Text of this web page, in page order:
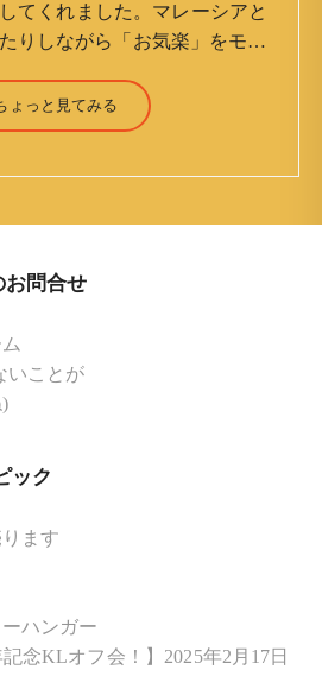
してくれました。マレーシアと
りしながら「お気楽」をモッ
生年月日 ：1959年7月4日(61
：香港(3才まで) 育
トボール
ボール「おぼんこ
シア歴：1991年から31年目 タ
年から21年目
ょっと見てみる
問合せ
いことが
ック
ます
ハンガー
記念KLオフ会！】2025年2月17日